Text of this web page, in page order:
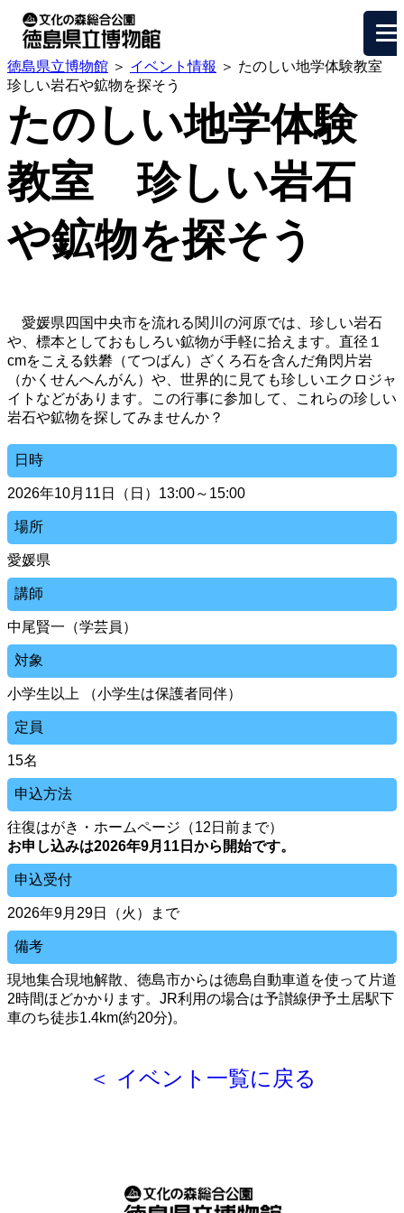
徳島県立博物館 ＞ イベント情報 ＞ たのしい地学体験教室
珍しい岩石や鉱物を探そう
たのしい地学体験
教室 珍しい岩石
や鉱物を探そう
愛媛県四国中央市を流れる関川の河原では、珍しい岩石
や、標本としておもしろい鉱物が手軽に拾えます。直径１
cmをこえる鉄礬（てつばん）ざくろ石を含んだ角閃片岩
（かくせんへんがん）や、世界的に見ても珍しいエクロジャ
イトなどがあります。この行事に参加して、これらの珍しい
岩石や鉱物を探してみませんか？
日時
2026年10月11日（日）13:00～15:00
場所
愛媛県
講師
中尾賢一（学芸員）
対象
小学生以上 （小学生は保護者同伴）
定員
15名
申込方法
往復はがき・ホームページ（12日前まで）
お申し込みは2026年9月11日から開始です。
申込受付
2026年9月29日（火）まで
備考
現地集合現地解散、徳島市からは徳島自動車道を使って片道
2時間ほどかかります。JR利用の場合は予讃線伊予土居駅下
車のち徒歩1.4km(約20分)。
＜ イベント一覧に戻る